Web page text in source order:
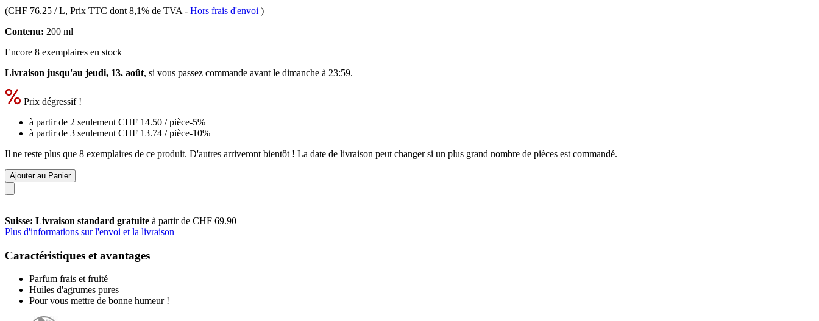
(CHF 76.25 / L, Prix TTC dont 8,1% de TVA - Hors frais d'envoi )
Contenu: 200 ml
Encore 8 exemplaires en stock
Livraison jusqu'au jeudi, 13. août, si vous passez commande avant le dimanche à 23:59.
Prix dégressif !
à partir de 2 seulement CHF 14.50 / pièce-5%
à partir de 3 seulement CHF 13.74 / pièce-10%
Il ne reste plus que 8 exemplaires de ce produit. D'autres arriveront bientôt ! La date de livraison peut changer si un plus grand nombre de pièces est commandé.
Ajouter au Panier
Suisse: Livraison standard gratuite à partir de CHF 69.90
Plus d'informations sur l'envoi et la livraison
Caractéristiques et avantages
Parfum frais et fruité
Huiles d'agrumes pures
Pour vous mettre de bonne humeur !